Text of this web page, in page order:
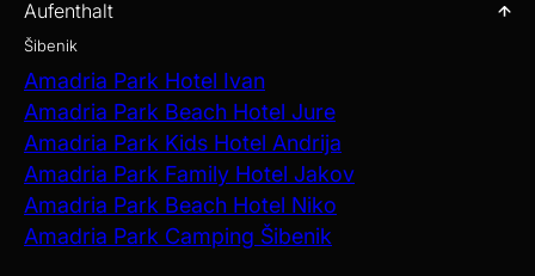
Aufenthalt
Šibenik
Amadria Park Hotel Ivan
Amadria Park Beach Hotel Jure
Amadria Park Kids Hotel Andrija
Amadria Park Family Hotel Jakov
Amadria Park Beach Hotel Niko
Amadria Park Camping Šibenik